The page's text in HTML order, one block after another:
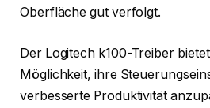
Oberfläche gut verfolgt.
Der Logitech k100-Treiber
Möglichkeit, ihre
verbesserte Produktivität